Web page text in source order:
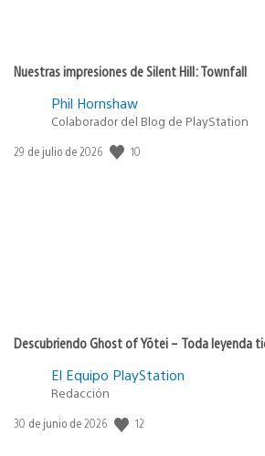
Nuestras impresiones de Silent Hill: Townfall
Phil Hornshaw
Colaborador del Blog de PlayStation
Fecha
29 de julio de 2026 10
Descubriendo Ghost of Yōtei – Toda leyenda
El Equipo PlayStation
Redacción
Fecha
30 de junio de 2026 12